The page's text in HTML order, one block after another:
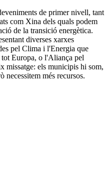
de primer nivell, tant
com Xina dels quals podem
de la transició energètica.
diverses xarxes
pel Clima i l'Energia que
Europa, o l'Aliança pel
missatge: els municipis hi som,
necessitem més recursos.